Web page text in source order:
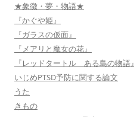
★象徴・夢・物語★
『かぐや姫』
『ガラスの仮面』
『メアリと魔女の花』
『レッドタートル ある島の物語』
いじめPTSD予防に関する論文
うた
きもの